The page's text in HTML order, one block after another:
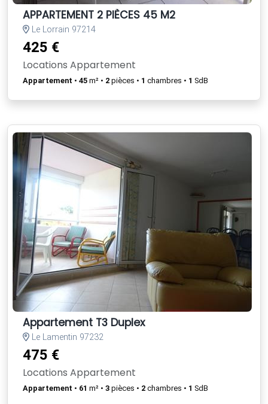
APPARTEMENT 2 PIÈCES 45 M2
Le Lorrain 97214
425 €
Locations Appartement
Appartement • 45 m² • 2 pièces • 1 chambres • 1 SdB
Appartement T3 Duplex
Le Lamentin 97232
475 €
Locations Appartement
Appartement • 61 m² • 3 pièces • 2 chambres • 1 SdB